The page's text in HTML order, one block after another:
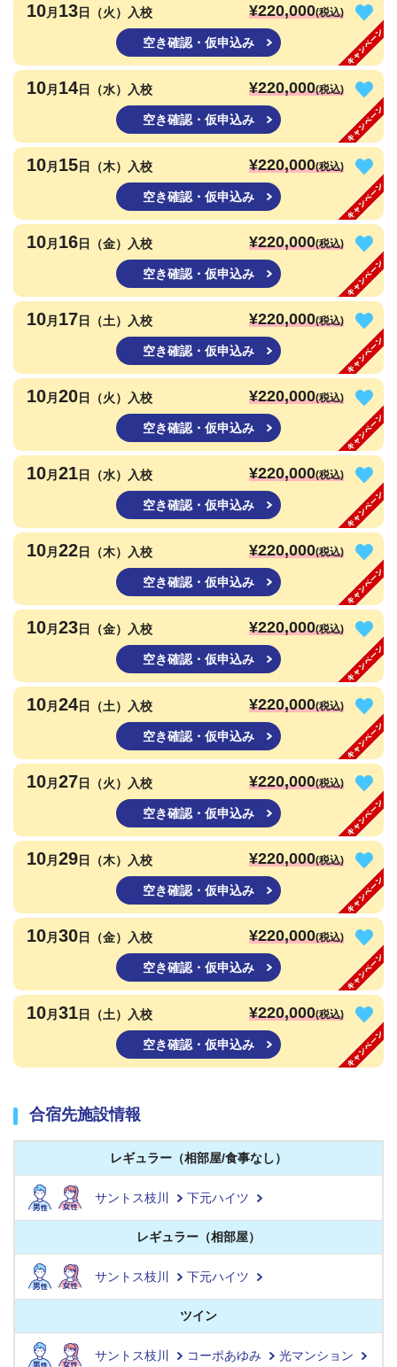
10月 13日（火）入校 ¥220,000(税込)
空き確認・仮申込み
10月 14日（水）入校 ¥220,000(税込)
空き確認・仮申込み
10月 15日（木）入校 ¥220,000(税込)
空き確認・仮申込み
10月 16日（金）入校 ¥220,000(税込)
空き確認・仮申込み
10月 17日（土）入校 ¥220,000(税込)
空き確認・仮申込み
10月 20日（火）入校 ¥220,000(税込)
空き確認・仮申込み
10月 21日（水）入校 ¥220,000(税込)
空き確認・仮申込み
10月 22日（木）入校 ¥220,000(税込)
空き確認・仮申込み
10月 23日（金）入校 ¥220,000(税込)
空き確認・仮申込み
10月 24日（土）入校 ¥220,000(税込)
空き確認・仮申込み
10月 27日（火）入校 ¥220,000(税込)
空き確認・仮申込み
10月 29日（木）入校 ¥220,000(税込)
空き確認・仮申込み
10月 30日（金）入校 ¥220,000(税込)
空き確認・仮申込み
10月 31日（土）入校 ¥220,000(税込)
空き確認・仮申込み
合宿先施設情報
レギュラー（相部屋/食事なし）
サントス枝川 下元ハイツ
レギュラー（相部屋）
サントス枝川 下元ハイツ
ツイン
サントス枝川 コーポあゆみ 光マンション